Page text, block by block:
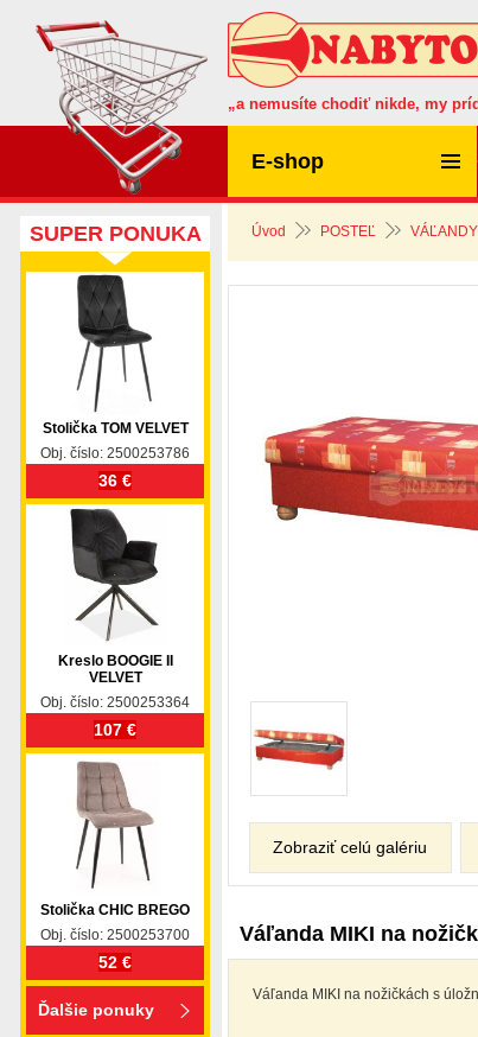
„a nemusíte chodiť nikde, my
Úvod POSTEĽ VÁĽANDY
Zobraziť celú galériu
Váľanda MIKI na
Váľanda MIKI na nožičkách s
SUPER PONUKA
Stolička TOM VELVET
Obj. číslo: 2500253786
36 €
Kreslo BOOGIE II
VELVET
Obj. číslo: 2500253364
107 €
Stolička CHIC BREGO
Obj. číslo: 2500253700
52 €
Ďalšie ponuky
E-shop